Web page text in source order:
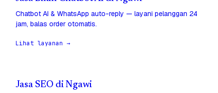
Chatbot AI & WhatsApp auto-reply — layani pelanggan 24
jam, balas order otomatis.
Lihat layanan →
Jasa SEO di Ngawi